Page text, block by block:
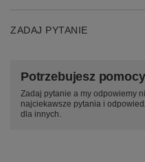
ZADAJ PYTANIE
Potrzebujesz
Zadaj pytanie a my odpowiemy
najciekawsze pytania i
dla innych.